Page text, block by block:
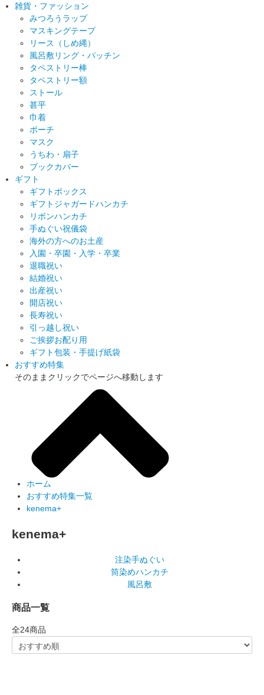
雑貨・ファッション
みつろうラップ
マスキングテープ
リース（しめ縄）
風呂敷リング・パッチン
タペストリー棒
タペストリー額
ストール
甚平
巾着
ポーチ
マスク
うちわ・扇子
ブックカバー
ギフト
ギフトボックス
ギフトジャガードハンカチ
リボンハンカチ
手ぬぐい祝儀袋
海外の方へのお土産
入園・卒園・入学・卒業
退職祝い
結婚祝い
出産祝い
開店祝い
長寿祝い
引っ越し祝い
ご挨拶お配り用
ギフト包装・手提げ紙袋
おすすめ特集
そのままクリックでページへ移動します
ホーム
おすすめ特集一覧
kenema+
kenema+
注染手ぬぐい
筒染めハンカチ
風呂敷
商品一覧
全24商品